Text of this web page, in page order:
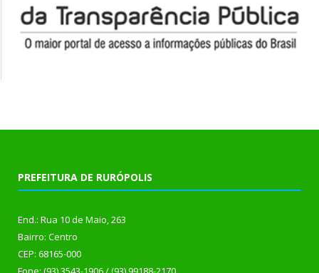
PREFEITURA DE RURÓPOLIS
End.: Rua 10 de Maio, 263
Bairro: Centro
CEP: 68165-000